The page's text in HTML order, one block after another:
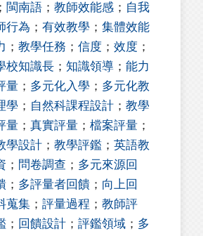
； 閩南語 ； 教師效能感 ； 自我
行為 ； 有效教學 ； 集體效能
； 教學任務 ； 信度 ； 效度 ；
校知識長 ； 知識領導 ； 能力
量 ； 多元化入學 ； 多元化教
學 ； 自然科課程設計 ； 教學
量 ； 真實評量 ； 檔案評量 ；
學設計 ； 教學評鑑 ； 英語教
； 問卷調查 ； 多元來源回
； 多評量者回饋 ； 向上回
蒐集 ； 評量過程 ； 教師評
； 回饋設計 ； 評鑑領域 ； 多